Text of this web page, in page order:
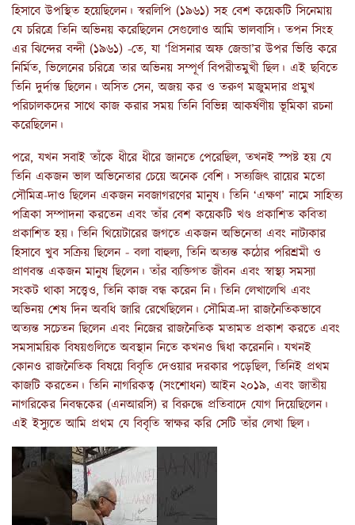
হিসাবে উপস্থিত হয়েছিলেন। স্বরলিপি (১৯৬১) সহ বেশ কয়েকটি সিনেমায়
যে চরিত্রে তিনি অভিনয় করেছিলেন সেগুলোও আমি ভালবাসি। তপন সিংহ
এর ঝিন্দের বন্দী (১৯৬১) -তে, যা ‘প্রিসনার অফ জেন্ডা’র উপর ভিত্তি করে
নির্মিত, ভিলেনের চরিত্রে তার অভিনয় সম্পূর্ণ বিপরীতমুখী ছিল। এই ছবিতে
তিনি দুর্দান্ত ছিলেন। অসিত সেন, অজয় কর ও তরুণ মজুমদার প্রমুখ
পরিচালকদের সাথে কাজ করার সময় তিনি বিভিন্ন আকর্ষণীয় ভূমিকা রচনা
করেছিলেন।
পরে, যখন সবাই তাঁকে ধীরে ধীরে জানতে পেরেছিল, তখনই স্পষ্ট হয় যে
তিনি একজন ভাল অভিনেতার চেয়ে অনেক বেশি। সত্যজিৎ রায়ের মতো
সৌমিত্র-দাও ছিলেন একজন নবজাগরণের মানুষ। তিনি ‘এক্ষণ’ নামে সাহিত্য
পত্রিকা সম্পাদনা করতেন এবং তাঁর বেশ কয়েকটি খণ্ড প্রকাশিত কবিতা
প্রকাশিত হয়। তিনি থিয়েটারের জগতে একজন অভিনেতা এবং নাট্যকার
হিসাবে খুব সক্রিয় ছিলেন - বলা বাহুল্য, তিনি অত্যন্ত কঠোর পরিশ্রমী ও
প্রাণবন্ত একজন মানুষ ছিলেন। তাঁর ব্যক্তিগত জীবন এবং স্বাস্থ্য সমস্যা
সংকট থাকা সত্ত্বেও, তিনি কাজ বন্ধ করেন নি। তিনি লেখালেখি এবং
অভিনয় শেষ দিন অবধি জারি রেখেছিলেন। সৌমিত্র-দা রাজনৈতিকভাবে
অত্যন্ত সচেতন ছিলেন এবং নিজের রাজনৈতিক মতামত প্রকাশ করতে এবং
সমসাময়িক বিষয়গুলিতে অবস্থান নিতে কখনও দ্বিধা করেননি। যখনই
কোনও রাজনৈতিক বিষয়ে বিবৃতি দেওয়ার দরকার পড়েছিল, তিনিই প্রথম
কাজটি করতেন। তিনি নাগরিকত্ব (সংশোধন) আইন ২০১৯, এবং জাতীয়
নাগরিকের নিবন্ধকের (এনআরসি) র বিরুদ্ধে প্রতিবাদে যোগ দিয়েছিলেন।
এই ইস্যুতে আমি প্রথম যে বিবৃতি স্বাক্ষর করি সেটি তাঁর লেখা ছিল।